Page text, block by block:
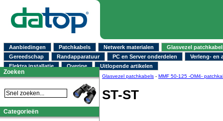
Aanbiedingen Patchkabels Netwerk materialen
Glasvezel
Gereedschap
Randapparatuur PC en Server onderdelen
Verleng- en
Elektra installatie
Overige Uitlopende artikelen
Glasvezel patchkabels - MMF 50-125 -OM4-
ST-ST
Zoeken
Categorieën